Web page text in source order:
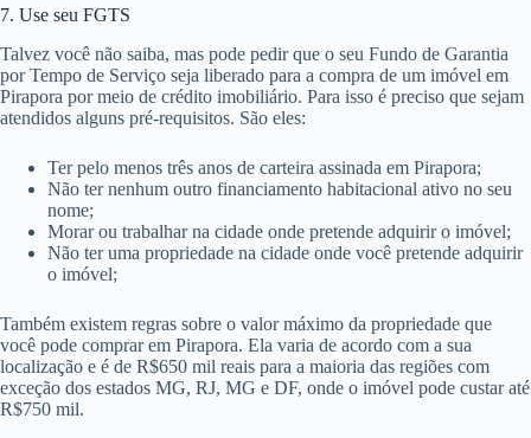
7. Use seu FGTS
Talvez você não saiba, mas pode pedir que o seu Fundo de Garantia
por Tempo de Serviço seja liberado para a compra de um imóvel em
Pirapora por meio de crédito imobiliário. Para isso é preciso que sejam
atendidos alguns pré-requisitos. São eles:
Ter pelo menos três anos de carteira assinada em Pirapora;
Não ter nenhum outro financiamento habitacional ativo no seu
nome;
Morar ou trabalhar na cidade onde pretende adquirir o imóvel;
Não ter uma propriedade na cidade onde você pretende adquirir
o imóvel;
Também existem regras sobre o valor máximo da propriedade que
você pode comprar em Pirapora. Ela varia de acordo com a sua
localização e é de R$650 mil reais para a maioria das regiões com
exceção dos estados MG, RJ, MG e DF, onde o imóvel pode custar até
R$750 mil.